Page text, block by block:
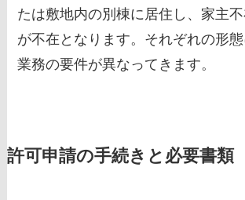
たは敷地内の別棟に居住し、家主
が不在となります。それぞれの形
業務の要件が異なってきます。
許可申請の手続きと必要書類